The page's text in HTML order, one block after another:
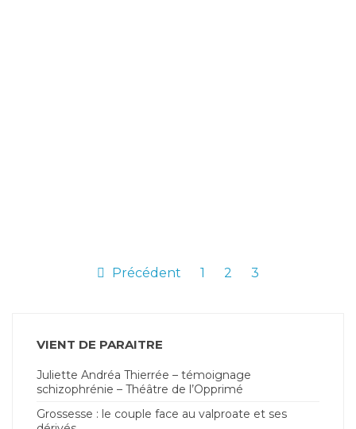
Précédent 1 2 3
VIENT DE PARAITRE
Juliette Andréa Thierrée – témoignage
schizophrénie – Théâtre de l’Opprimé
Grossesse : le couple face au valproate et ses